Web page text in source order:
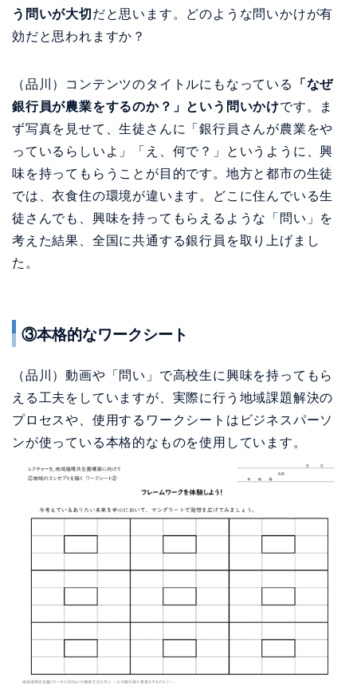
う問いが大切 だと思います。どのような問いかけが有
効だと思われますか？
（品川）コンテンツのタイトルにもなっている
「なぜ
銀行員が農業をするのか？」という問いかけです。ま
ず写真を見せて、生徒さんに「銀行員さんが農業をや
っているらしいよ」「え、何で？」というように、興
味を持ってもらうことが目的です。地方と都市の生徒
では、衣食住の環境が違います。どこに住んでいる生
徒さんでも、興味を持ってもらえるような「問い」を
考えた結果、全国に共通する銀行員を取り上げまし
た。
③本格的なワークシート
（品川）動画や「問い」で高校生に興味を持ってもら
える工夫をしていますが、実際に行う地域課題解決の
プロセスや、使用するワークシートはビジネスパーソ
ンが使っている本格的なものを使用しています。